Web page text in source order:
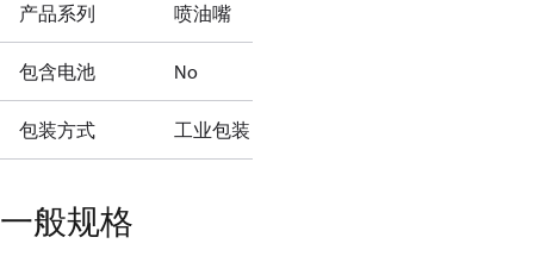
产品系列 喷油嘴
包含电池 No
包装方式 工业包装
一般规格